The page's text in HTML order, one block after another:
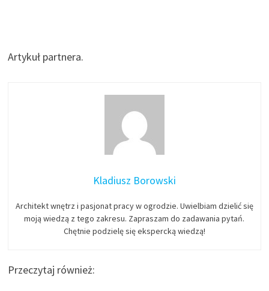
Artykuł partnera.
Kladiusz Borowski
Architekt wnętrz i pasjonat pracy w ogrodzie. Uwielbiam dzielić się
moją wiedzą z tego zakresu. Zapraszam do zadawania pytań.
Chętnie podzielę się ekspercką wiedzą!
Przeczytaj również: